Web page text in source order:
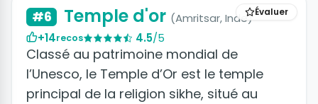
Évaluer
#6 Temple d'or (Amritsar, Inde)
+14recos 4.5/5
Classé au patrimoine mondial de
l’Unesco, le Temple d’Or est le temple
principal de la religion sikhe, situé au